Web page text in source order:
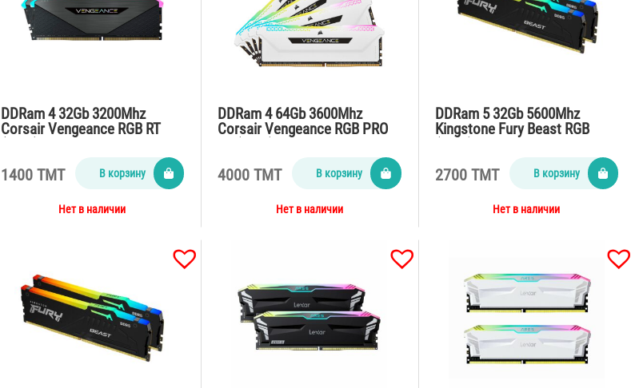
DDRam 4 32Gb 3200Mhz
Corsair Vengeance RGB RT
1400 TMT В корзину
Нет в наличии
DDRam 4 64Gb 3600Mhz
Corsair Vengeance RGB PRO
4000 TMT В корзину
Нет в наличии
DDRam 5 32Gb 5600Mhz
Kingstone Fury Beast RGB
2700 TMT В корзину
Нет в наличии